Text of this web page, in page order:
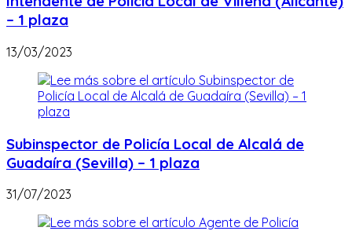
– 1 plaza
13/03/2023
Subinspector de Policía Local de Alcalá de
Guadaíra (Sevilla) – 1 plaza
31/07/2023